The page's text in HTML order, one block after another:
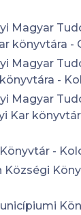
Magyar
könyvtára -
Magyar
-
Magyar
Kar
-
Községi